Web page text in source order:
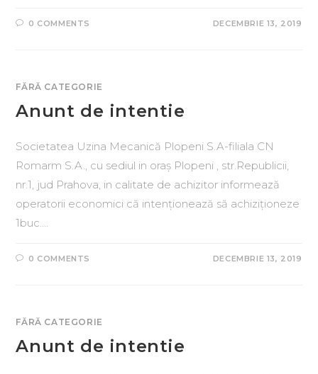
0 COMMENTS DECEMBRIE 13, 2019
FĂRĂ CATEGORIE
Anunt de intentie
Societatea Uzina Mecanică Plopeni S.A-filiala CN
Romarm S.A., cu sediul in oraș Plopeni , str.Republicii,
nr.1, jud Prahova, in calitate de achizitor informează
operatorii economici că intenționează să achiziționeze
1buc.…
0 COMMENTS DECEMBRIE 13, 2019
FĂRĂ CATEGORIE
Anunt de intentie